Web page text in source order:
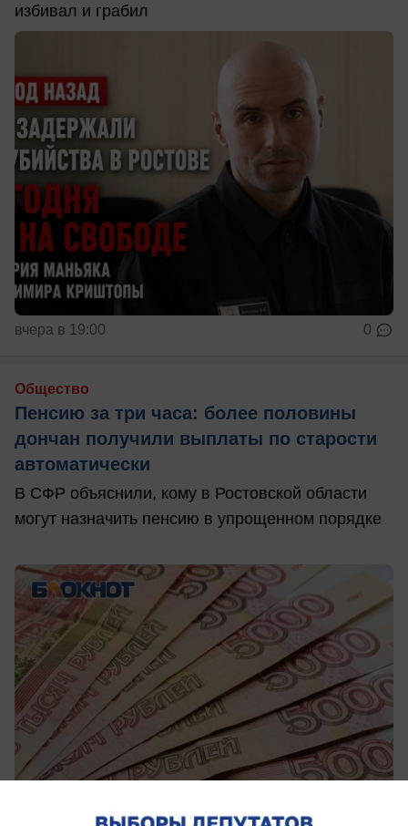
избивал и грабил
вчера в 19:00 0
Общество
Пенсию за три часа: более половины
дончан получили выплаты по старости
автоматически
В СФР объяснили, кому в Ростовской области
могут назначить пенсию в упрощенном порядке